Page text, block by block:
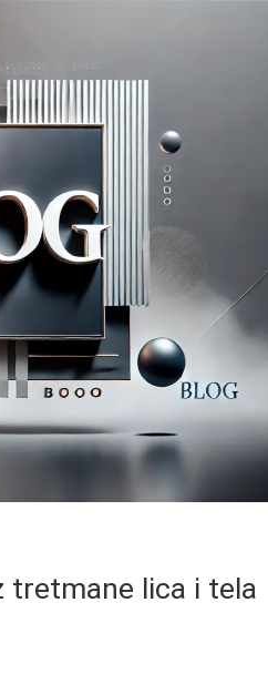
tretmane lica i tela